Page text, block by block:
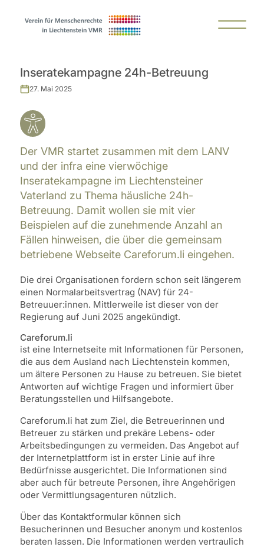
Inseratekampagne 24h-Betreuung
27. Mai 2025
Der VMR startet zusammen mit dem LANV
und der infra eine vierwöchige
Inseratekampagne im Liechtensteiner
Vaterland zu Thema häusliche 24h-
Betreuung. Damit wollen sie mit vier
Beispielen auf die zunehmende Anzahl an
Fällen hinweisen, die über die gemeinsam
betriebene Webseite Careforum.li eingehen.
Die drei Organisationen fordern schon seit längerem
einen Normalarbeitsvertrag (NAV) für 24-
Betreuuer:innen. Mittlerweile ist dieser von der
Regierung auf Juni 2025 angekündigt.
Careforum.li
ist eine Internetseite mit Informationen für Personen,
die aus dem Ausland nach Liechtenstein kommen,
um ältere Personen zu Hause zu betreuen. Sie bietet
Antworten auf wichtige Fragen und informiert über
Beratungsstellen und Hilfsangebote.
Careforum.li hat zum Ziel, die Betreuerinnen und
Betreuer zu stärken und prekäre Lebens- oder
Arbeitsbedingungen zu vermeiden. Das Angebot auf
der Internetplattform ist in erster Linie auf ihre
Bedürfnisse ausgerichtet. Die Informationen sind
aber auch für betreute Personen, ihre Angehörigen
oder Vermittlungsagenturen nützlich.
Über das Kontaktformular können sich
Besucherinnen und Besucher anonym und kostenlos
beraten lassen. Die Informationen werden vertraulich